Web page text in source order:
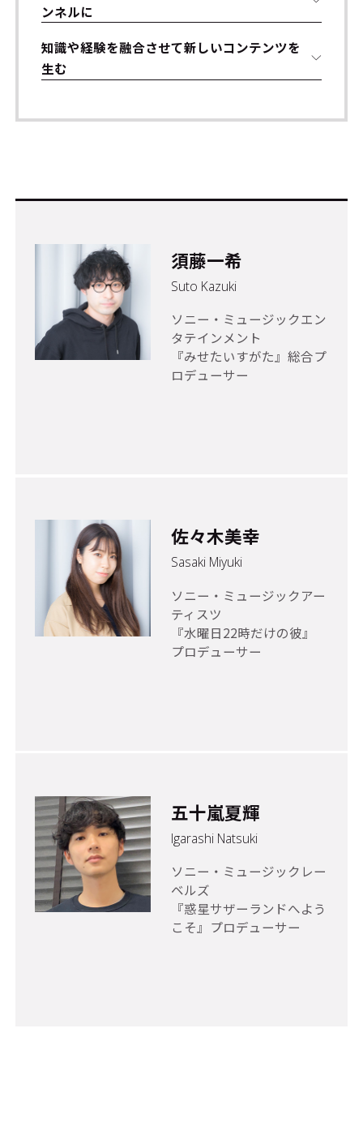
ンネルに
知識や経験を融合させて新しいコンテンツを
生む
須藤一希
Suto Kazuki
ソニー・ミュージックエン
タテインメント
『みせたいすがた』総合プ
ロデューサー
佐々木美幸
Sasaki Miyuki
ソニー・ミュージックアー
ティスツ
『水曜日22時だけの彼』
プロデューサー
五十嵐夏輝
Igarashi Natsuki
ソニー・ミュージックレー
ベルズ
『惑星サザーランドへよう
こそ』プロデューサー